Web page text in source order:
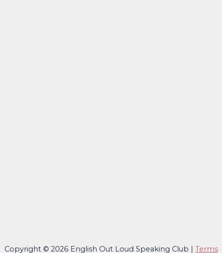
Copyright © 2026 English Out Loud Speaking Club | Terms